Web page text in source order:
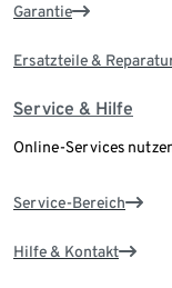
Garantie
Ersatzteile &
Service & Hilfe
Online-Services
Service-Bereich
Hilfe & Kontakt